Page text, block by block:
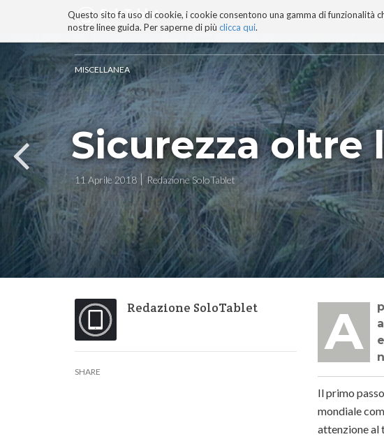
Questo sito fa uso di cookie, i cookie consentono una gamma di
nostre linee guida. Per saperne di più clicca qui.
BLOG TECNOCONSAPEVOLEZZA
ai
contenuti.
|
Salta
alla
navigazione
MISCELLANEA
Sicurezza oltre
11 Aprile 2018 Redazione SoloTablet
Redazione SoloTablet
SHARE
A pochi giorni dalla conferenza annuale RSA di San Francisco (dal 16 al 20 di aprile
Il primo
mondiale
attenzione al